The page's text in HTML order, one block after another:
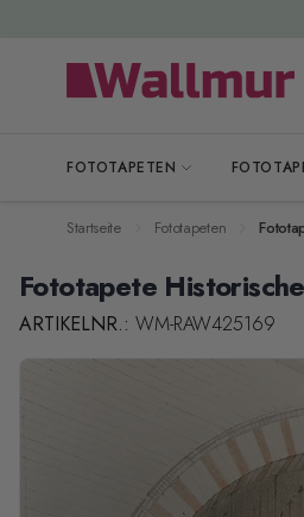
FOTOTAPETEN
Startseite Fototapeten
Fototapete
ARTIKELNR.: WM-RAW425169